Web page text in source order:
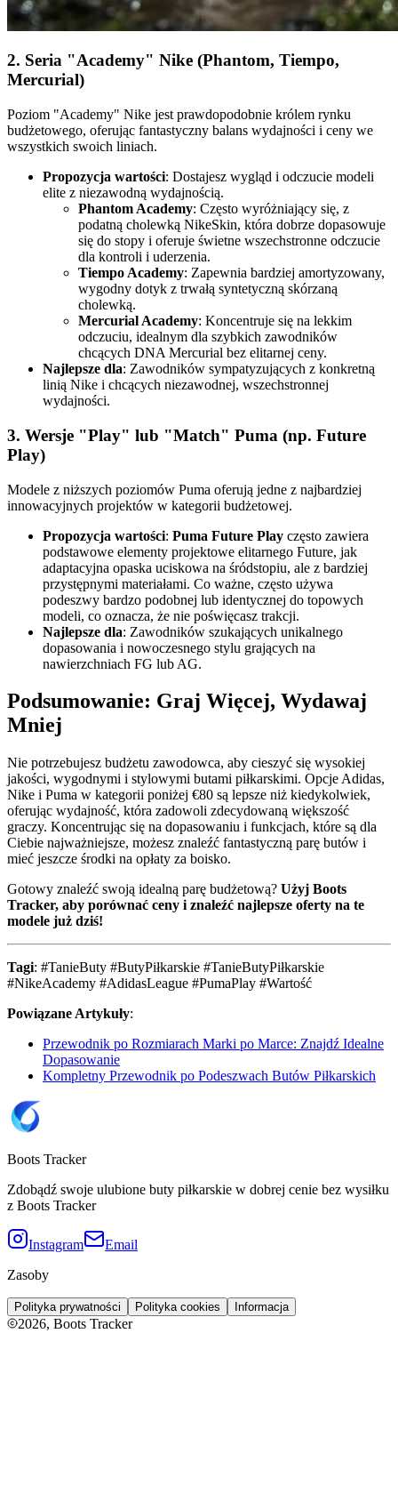
2. Seria "Academy" Nike (Phantom, Tiempo,
Mercurial)
Poziom "Academy" Nike jest prawdopodobnie królem rynku
budżetowego, oferując fantastyczny balans wydajności i ceny we
wszystkich swoich liniach.
Propozycja wartości: Dostajesz wygląd i odczucie modeli
elite z niezawodną wydajnością.
Phantom Academy: Często wyróżniający się, z
podatną cholewką NikeSkin, która dobrze dopasowuje
się do stopy i oferuje świetne wszechstronne odczucie
dla kontroli i uderzenia.
Tiempo Academy: Zapewnia bardziej amortyzowany,
wygodny dotyk z trwałą syntetyczną skórzaną
cholewką.
Mercurial Academy: Koncentruje się na lekkim
odczuciu, idealnym dla szybkich zawodników
chcących DNA Mercurial bez elitarnej ceny.
Najlepsze dla: Zawodników sympatyzujących z konkretną
linią Nike i chcących niezawodnej, wszechstronnej
wydajności.
3. Wersje "Play" lub "Match" Puma (np. Future
Play)
Modele z niższych poziomów Puma oferują jedne z najbardziej
innowacyjnych projektów w kategorii budżetowej.
Propozycja wartości: Puma Future Play często zawiera
podstawowe elementy projektowe elitarnego Future, jak
adaptacyjna opaska uciskowa na śródstopiu, ale z bardziej
przystępnymi materiałami. Co ważne, często używa
podeszwy bardzo podobnej lub identycznej do topowych
modeli, co oznacza, że nie poświęcasz trakcji.
Najlepsze dla: Zawodników szukających unikalnego
dopasowania i nowoczesnego stylu grających na
nawierzchniach FG lub AG.
Podsumowanie: Graj Więcej, Wydawaj
Mniej
Nie potrzebujesz budżetu zawodowca, aby cieszyć się wysokiej
jakości, wygodnymi i stylowymi butami piłkarskimi. Opcje Adidas,
Nike i Puma w kategorii poniżej €80 są lepsze niż kiedykolwiek,
oferując wydajność, która zadowoli zdecydowaną większość
graczy. Koncentrując się na dopasowaniu i funkcjach, które są dla
Ciebie najważniejsze, możesz znaleźć fantastyczną parę butów i
mieć jeszcze środki na opłaty za boisko.
Gotowy znaleźć swoją idealną parę budżetową? Użyj Boots
Tracker, aby porównać ceny i znaleźć najlepsze oferty na te
modele już dziś!
Tagi: #TanieButy #ButyPiłkarskie #TanieButyPiłkarskie
#NikeAcademy #AdidasLeague #PumaPlay #Wartość
Powiązane Artykuły:
Przewodnik po Rozmiarach Marki po Marce: Znajdź Idealne
Dopasowanie
Kompletny Przewodnik po Podeszwach Butów Piłkarskich
Boots Tracker
Zdobądź swoje ulubione buty piłkarskie w dobrej cenie bez wysiłku
z Boots Tracker
Instagram
Email
Zasoby
Polityka prywatności Polityka cookies Informacja
2026, Boots Tracker